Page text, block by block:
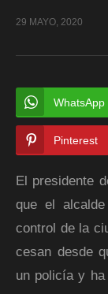
29 MAYO, 2020
WhatsApp
Pinterest
El presidente
que el
control de la
cesan desde
un policía y